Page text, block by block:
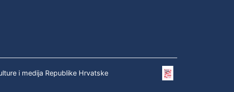
i medija Republike Hrvatske